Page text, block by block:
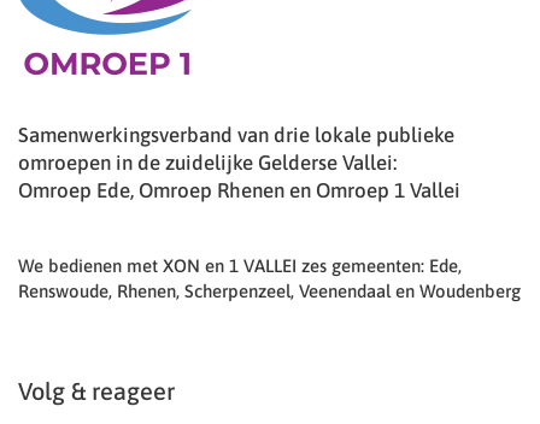
Samenwerkingsverband van drie lokale publieke
omroepen in de zuidelijke Gelderse Vallei:
Omroep Ede, Omroep Rhenen en Omroep 1 Vallei
We bedienen met XON en 1 VALLEI zes gemeenten: Ede,
Renswoude, Rhenen, Scherpenzeel, Veenendaal en Woudenberg
Volg & reageer